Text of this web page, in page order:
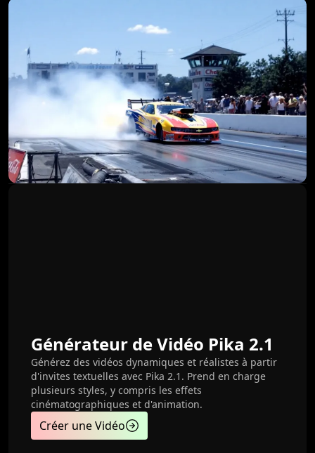
Générateur de Vidéo Pika 2.1
Générez des vidéos dynamiques et réalistes à partir
d'invites textuelles avec Pika 2.1. Prend en charge
plusieurs styles, y compris les effets
cinématographiques et d'animation.
Créer une Vidéo